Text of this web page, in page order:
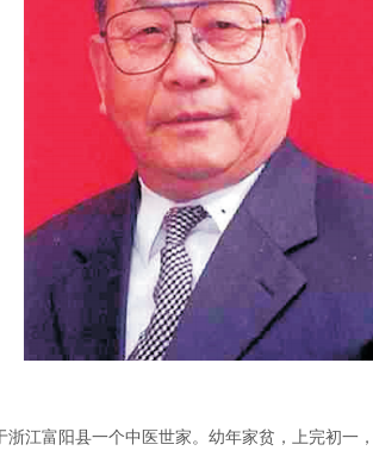
浙江富阳县一个中医世家。幼年家贫，上完初一